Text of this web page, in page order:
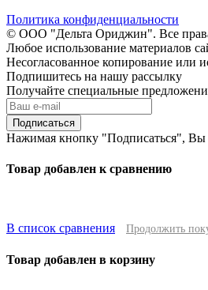
Политика конфиденциальности
© ООО "Дельта Ориджин". Все
Любое использование материалов
Несогласованное копирование или
Подпишитесь на нашу рассылку
Получайте специальные
Подписаться
Нажимая кнопку "Подписаться", Вы
Товар добавлен к сравнению
В список сравнения Продолжить
Товар добавлен в корзину